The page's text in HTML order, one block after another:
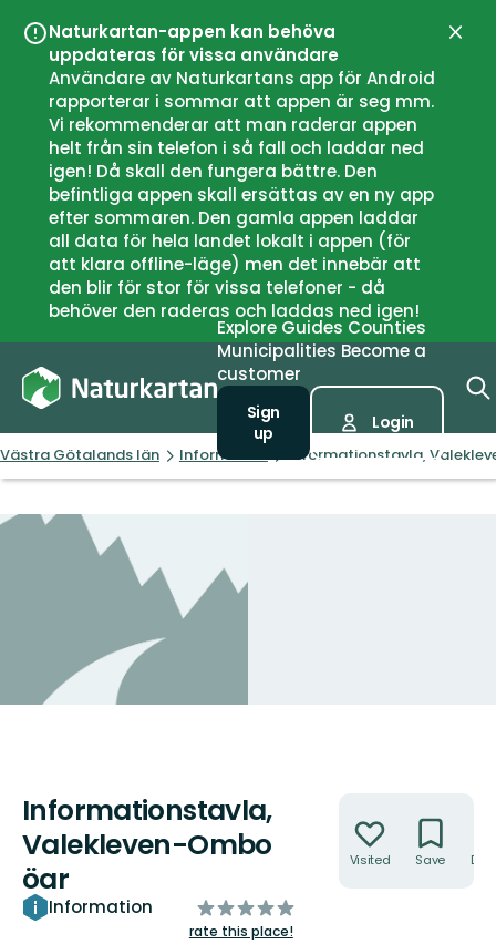
Naturkartan-appen kan behöva
uppdateras för vissa användare
Användare av Naturkartans app för Android
rapporterar i sommar att appen är seg mm.
Vi rekommenderar att man raderar appen
helt från sin telefon i så fall och laddar ned
igen! Då skall den fungera bättre. Den
befintliga appen skall ersättas av en ny app
efter sommaren. Den gamla appen laddar
all data för hela landet lokalt i appen (för
att klara offline-läge) men det innebär att
den blir för stor för vissa telefoner - då
behöver den raderas och laddas ned igen!
Close
Explore Guides Counties
Municipalities Become a
customer
Sign
up
Login
Västra Götalands län Information Informationstavla,
Informationstavla,
Valekleven-Ombo
öar
Information
of
5
rate this place!
Visited Save